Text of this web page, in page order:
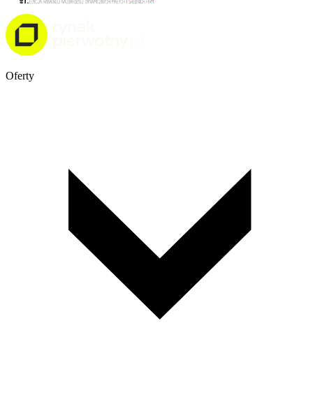
Oferty